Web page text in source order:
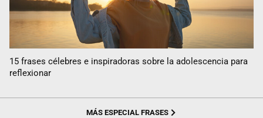
15 frases célebres e inspiradoras sobre la adolescencia para
reflexionar
MÁS ESPECIAL FRASES